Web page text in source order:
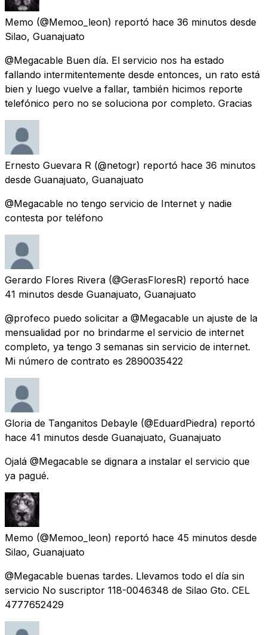
Memo (@Memoo_leon) reportó hace 36 minutos desde
Silao, Guanajuato
@Megacable Buen día. El servicio nos ha estado
fallando intermitentemente desde entonces, un rato está
bien y luego vuelve a fallar, también hicimos reporte
telefónico pero no se soluciona por completo. Gracias
Ernesto Guevara R (@netogr) reportó hace 36 minutos
desde Guanajuato, Guanajuato
@Megacable no tengo servicio de Internet y nadie
contesta por teléfono
Gerardo Flores Rivera (@GerasFloresR) reportó hace
41 minutos desde Guanajuato, Guanajuato
@profeco puedo solicitar a @Megacable un ajuste de la
mensualidad por no brindarme el servicio de internet
completo, ya tengo 3 semanas sin servicio de internet.
Mi número de contrato es 2890035422
Gloria de Tanganitos Debayle (@EduardPiedra) reportó
hace 41 minutos desde Guanajuato, Guanajuato
Ojalá @Megacable se dignara a instalar el servicio que
ya pagué.
Memo (@Memoo_leon) reportó hace 45 minutos desde
Silao, Guanajuato
@Megacable buenas tardes. Llevamos todo el día sin
servicio No suscriptor 118-0046348 de Silao Gto. CEL
4777652429